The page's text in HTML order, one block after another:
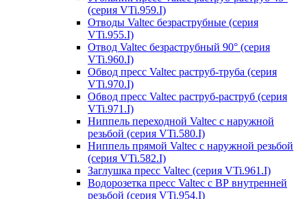
(серия VTi.959.I)
Отводы Valtec безраструбные (серия
VTi.955.I)
Отвод Valtec безраструбный 90° (серия
VTi.960.I)
Обвод пресс Valtec раструб-труба (серия
VTi.970.I)
Обвод пресс Valtec раструб-раструб (серия
VTi.971.I)
Ниппель переходной Valtec с наружной
резьбой (серия VTi.580.I)
Ниппель прямой Valtec с наружной резьбой
(серия VTi.582.I)
Заглушка пресс Valtec (серия VTi.961.I)
Водорозетка пресс Valtec с ВР внутренней
резьбой (серия VTi.954.I)